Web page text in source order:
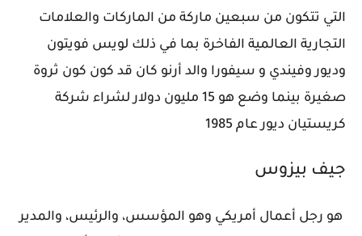
التي تتكون من سبعين ماركة من الماركات والعلامات
التجارية العالمية الفاخرة بما في ذلك لويس فويتون
وديور وفيندي و سيفورا والد أرنو كان قد كون كون ثروة
صغيرة بينما وضع هو 15 مليون دولار لشراء شركة
كريستيان ديور عام 1985
جيف بيزوس
هو رجل أعمال أمريكي وهو المؤسس، والرئيس، والمدير